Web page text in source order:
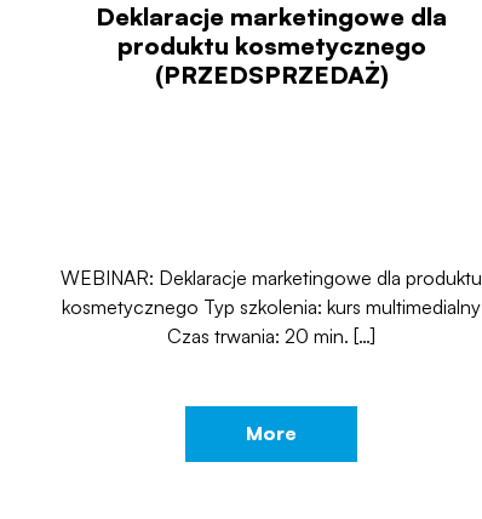
Deklaracje marketingowe dla
produktu kosmetycznego
(PRZEDSPRZEDAŻ)
WEBINAR: Deklaracje marketingowe dla produktu
kosmetycznego Typ szkolenia: kurs multimedialny
Czas trwania: 20 min. […]
More